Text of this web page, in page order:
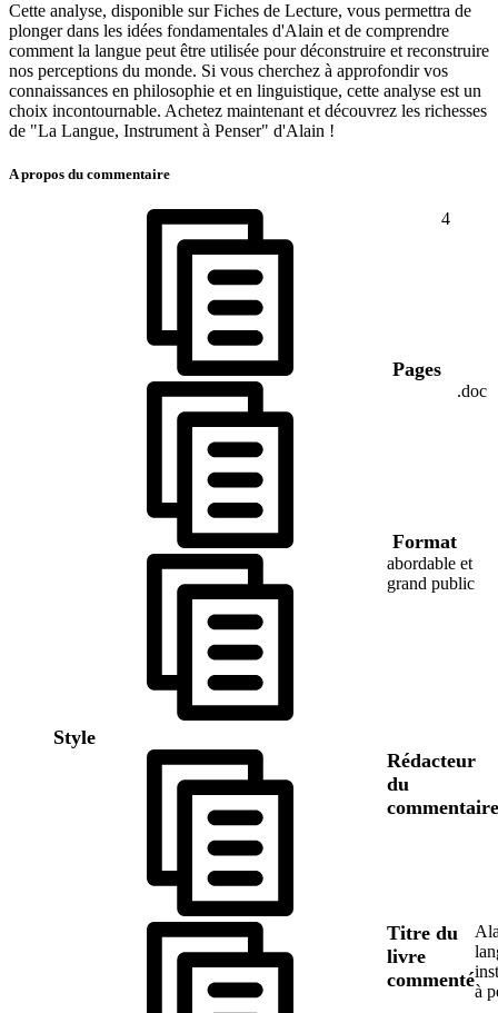
Cette analyse, disponible sur Fiches de Lecture, vous permettra de
plonger dans les idées fondamentales d'Alain et de comprendre
comment la langue peut être utilisée pour déconstruire et reconstruire
nos perceptions du monde. Si vous cherchez à approfondir vos
connaissances en philosophie et en linguistique, cette analyse est un
choix incontournable. Achetez maintenant et découvrez les richesses
de "La Langue, Instrument à Penser" d'Alain !
A propos du commentaire
Pages
4
Format
.doc
Style
abordable et
grand public
Rédacteur
du
commentaire
Titre du
livre
commenté
à